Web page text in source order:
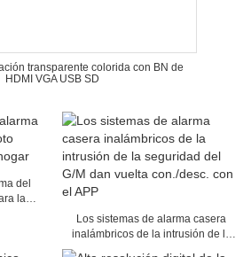
transparente colorida con BN de
HDMI VGA USB SD
del
la
Los sistemas de alarma casera
inalámbricos de la intrusión de la